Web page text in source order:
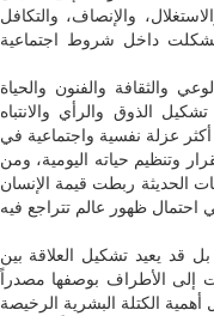
والإنصاف، والتكافل
تشكلت داخل شروط اجتماعية
والثقافة والفنون والحياة
الذوق والرأي والانتباه
أكثر عزلة نفسية واجتماعية في
وتنظيم حياته اليومية، ومن
الحديثة ربطت قيمة الإنسان
احتمال ظهور عالم تتراجع فيه
قد يعيد تشكيل العلاقة بين
إلى الأطراف بوصفها مصدراً
أهمية الكتلة البشرية الرخيصة